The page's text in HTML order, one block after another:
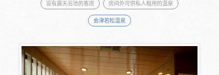
设有露天浴池的客房 房间外可供私人租用的温泉
会津若松温泉